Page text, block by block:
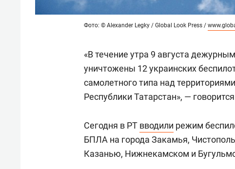
Фото: © Alexander Legky / Global Look Press /
«В течение утра 9 августа
уничтожены 12 украинских
самолетного типа над
Республики Татарстан», —
Сегодня в РТ вводили режим
БПЛА на города Закамья,
Казанью, Нижнекамском и